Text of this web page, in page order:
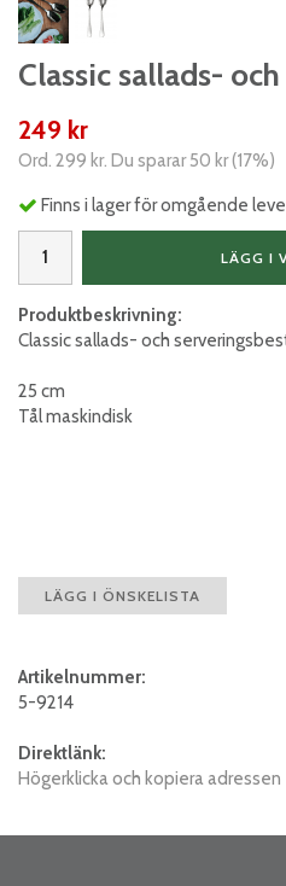
Classic sallads-
249 kr
Ord. 299 kr. Du sparar50 kr(17%)
Finns i lager för omgående
LÄGG I
Produktbeskrivning:
Classic sallads- och
25 cm
Tål maskindisk
LÄGG I ÖNSKELISTA
Artikelnummer:
5-9214
Direktlänk:
Högerklicka och kopiera adressen